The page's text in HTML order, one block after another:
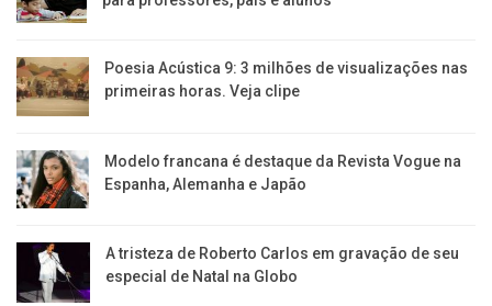
Poesia Acústica 9: 3 milhões de visualizações nas
primeiras horas. Veja clipe
Modelo francana é destaque da Revista Vogue na
Espanha, Alemanha e Japão
A tristeza de Roberto Carlos em gravação de seu
especial de Natal na Globo